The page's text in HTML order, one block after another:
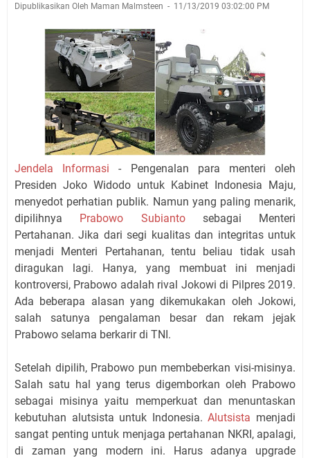
Dipublikasikan Oleh Maman Malmsteen 11/13/2019 03:02:00 PM
Jendela Informasi
- Pengenalan para menteri oleh
Presiden Joko Widodo untuk Kabinet Indonesia Maju,
menyedot perhatian publik. Namun yang paling menarik,
dipilihnya Prabowo Subiantosebagai Menteri
Pertahanan. Jika dari segi kualitas dan integritas untuk
menjadi Menteri Pertahanan, tentu beliau tidak usah
diragukan lagi. Hanya, yang membuat ini menjadi
kontroversi, Prabowo adalah rival Jokowi di Pilpres 2019.
Ada beberapa alasan yang dikemukakan oleh Jokowi,
salah satunya pengalaman besar dan rekam jejak
Prabowo selama berkarir di TNI.
Setelah dipilih, Prabowo pun membeberkan visi-misinya.
Salah satu hal yang terus digemborkan oleh Prabowo
sebagai misinya yaitu memperkuat dan menuntaskan
kebutuhan alutsista untuk Indonesia.Alutsista menjadi
sangat penting untuk menjaga pertahanan NKRI, apalagi,
di zaman yang modern ini. Harus adanya upgrade